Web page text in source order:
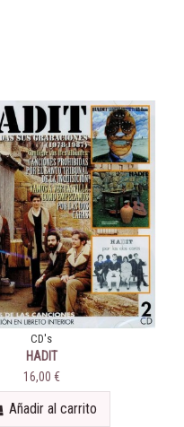
CD's
HADIT
16,00 €
Añadir al carrito